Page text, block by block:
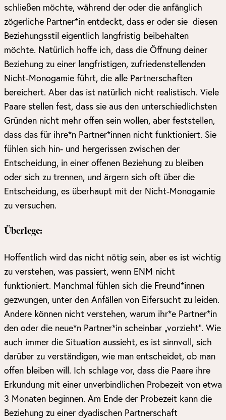
schließen möchte, während der oder die anfänglich
zögerliche Partner*in entdeckt, dass er oder sie diesen
Beziehungsstil eigentlich langfristig beibehalten
möchte. Natürlich hoffe ich, dass die Öffnung deiner
Beziehung zu einer langfristigen, zufriedenstellenden
Nicht-Monogamie führt, die alle Partnerschaften
bereichert. Aber das ist natürlich nicht realistisch. Viele
Paare stellen fest, dass sie aus den unterschiedlichsten
Gründen nicht mehr offen sein wollen, aber feststellen,
dass das für ihre*n Partner*innen nicht funktioniert. Sie
fühlen sich hin- und hergerissen zwischen der
Entscheidung, in einer offenen Beziehung zu bleiben
oder sich zu trennen, und ärgern sich oft über die
Entscheidung, es überhaupt mit der Nicht-Monogamie
zu versuchen.
Überlege:
Hoffentlich wird das nicht nötig sein, aber es ist wichtig
zu verstehen, was passiert, wenn ENM nicht
funktioniert. Manchmal fühlen sich die Freund*innen
gezwungen, unter den Anfällen von Eifersucht zu leiden.
Andere können nicht verstehen, warum ihr*e Partner*in
den oder die neue*n Partner*in scheinbar „vorzieht“. Wie
auch immer die Situation aussieht, es ist sinnvoll, sich
darüber zu verständigen, wie man entscheidet, ob man
offen bleiben will. Ich schlage vor, dass die Paare ihre
Erkundung mit einer unverbindlichen Probezeit von etwa
3 Monaten beginnen. Am Ende der Probezeit kann die
Beziehung zu einer dyadischen Partnerschaft